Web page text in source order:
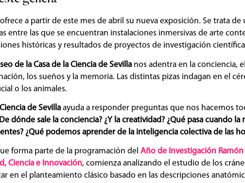
ofrece a partir de este mes de abril su nueva exposición. Se trata de
entre las que se encuentran instalaciones inmersivas de arte
históricas y resultados de proyectos de investigación
de la Casa de la Ciencia de Sevillanos adentra en la conciencia,
los sueños y la memoria. Las distintas pizas indagan en el
o los animales.
de Sevillaayuda a responder preguntas que nos hacemos
dónde sale la conciencia? ¿Y la creatividad? ¿Qué pasa cuando la
¿Qué podemos aprender de la inteligencia colectiva de las
forma parte de la programación del Año de Investigación Ramón
Ciencia e Innovación, comienza analizando el estudio de los
en el planteamiento clásico basado en las descripciones